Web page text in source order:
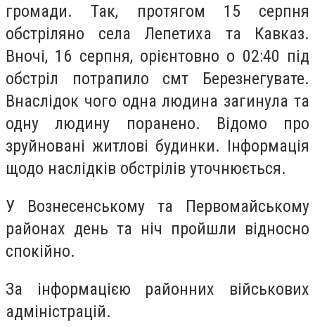
громади. Так, протягом 15 серпня
обстріляно села Лепетиха та Кавказ.
Вночі, 16 серпня, орієнтовно о 02:40 під
обстріл потрапило смт Березнегувате.
Внаслідок чого одна людина загинула та
одну людину поранено. Відомо про
зруйновані житлові будинки. Інформація
щодо наслідків обстрілів уточнюється.
У Вознесенському та Первомайському
районах день та ніч пройшли відносно
спокійно.
За інформацією районних військових
адміністрацій.